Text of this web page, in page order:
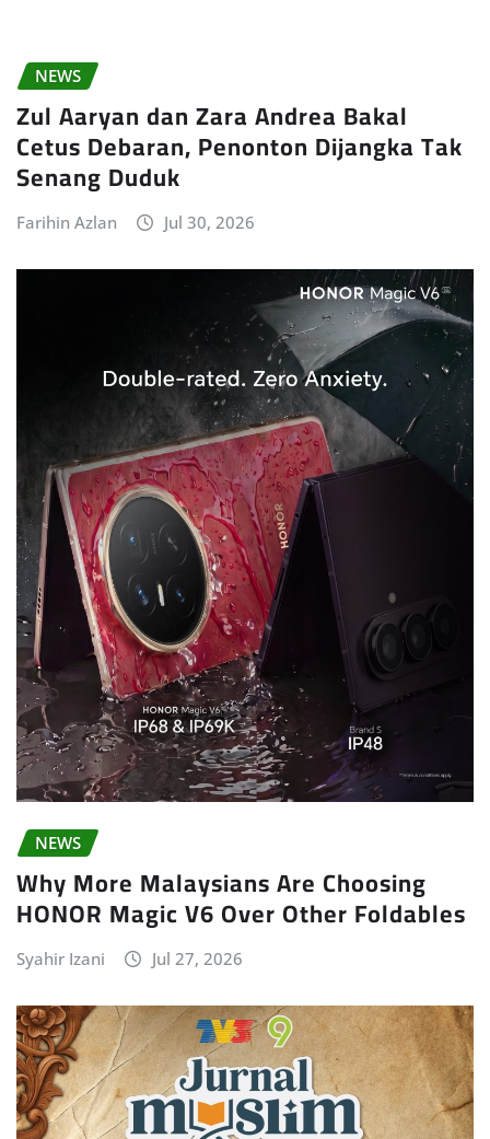
NEWS
Zul Aaryan dan Zara Andrea Bakal
Cetus Debaran, Penonton Dijangka Tak
Senang Duduk
Farihin Azlan Jul 30, 2026
NEWS
Why More Malaysians Are Choosing
HONOR Magic V6 Over Other Foldables
Syahir Izani Jul 27, 2026